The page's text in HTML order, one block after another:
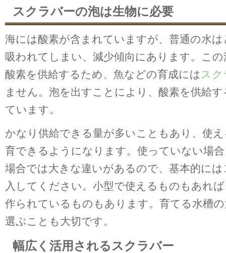
スクラバーの泡は生物に必要
海には酸素が含まれていますが、普通の水
吸われてしまい、減少傾向にあります。こ
酸素を供給するため、魚などの育成には ス
ません。泡を出すことにより、酸素を供給
ています。
かなり供給できる量が多いこともあり、使
育できるようになります。使っていない場
場合では大きな違いがあるので、基本的には
入してください。小型で使えるものもあれ
作られているものもあります。育てる水槽
選ぶことも大切です。
幅広く活用されるスクラバー